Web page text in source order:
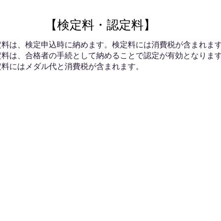
【検定料・認定料】
は、検定申込時に納めます。検定料には消費税が含まれます
は、合格者の手続として納めることで認定が有効となります
にはメダル代と消費税が含まれます。